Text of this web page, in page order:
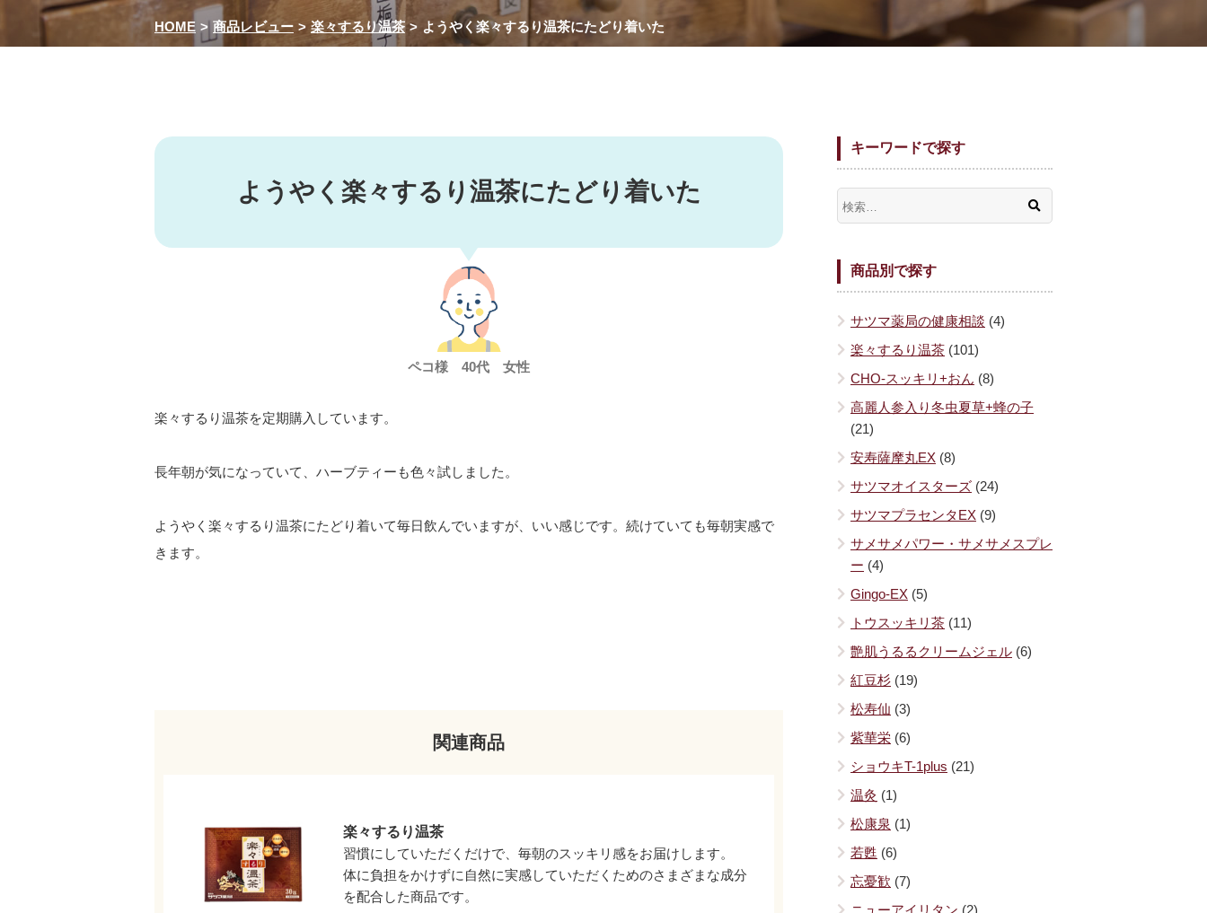
HOME 商品レビュー 楽々するり温茶 ようやく楽々するり温茶にたどり着いた
ようやく楽々するり温茶にたどり着いた
ペコ様 40代 女性
楽々するり温茶を定期購入しています。
長年朝が気になっていて、ハーブティーも色々試しました。
ようやく楽々するり温茶にたどり着いて毎日飲んでいますが、いい感じです。続けていても毎朝実感で
きます。
関連商品
楽々するり温茶
習慣にしていただくだけで、毎朝のスッキリ感をお届けします。
体に負担をかけずに自然に実感していただくためのさまざまな成分
を配合した商品です。
キーワードで探す
商品別で探す
サツマ薬局の健康相談 (4)
楽々するり温茶 (101)
CHO-スッキリ+おん (8)
高麗人参入り冬虫夏草+蜂の子
(21)
安寿薩摩丸EX (8)
サツマオイスターズ (24)
サツマプラセンタEX (9)
サメサメパワー・サメサメスプレ
ー (4)
Gingo-EX (5)
トウスッキリ茶 (11)
艶肌うるるクリームジェル (6)
紅豆杉 (19)
松寿仙 (3)
紫華栄 (6)
ショウキT-1plus (21)
温灸 (1)
松康泉 (1)
若甦 (6)
忘憂歓 (7)
ニューアイリタン (2)